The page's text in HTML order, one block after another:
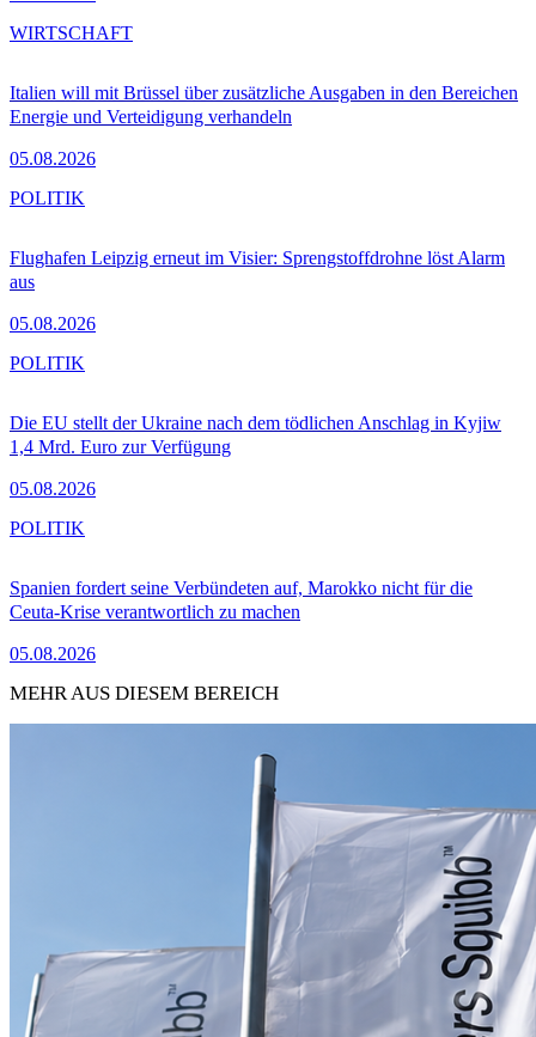
Italien will mit Brüssel über zusätzliche Ausgaben in den Bereichen
Energie und Verteidigung verhandeln
05.08.2026
WIRTSCHAFT
Flughafen Leipzig erneut im Visier: Sprengstoffdrohne löst Alarm
aus
05.08.2026
POLITIK
Die EU stellt der Ukraine nach dem tödlichen Anschlag in Kyjiw
1,4 Mrd. Euro zur Verfügung
05.08.2026
POLITIK
Spanien fordert seine Verbündeten auf, Marokko nicht für die
Ceuta-Krise verantwortlich zu machen
05.08.2026
POLITIK
MEHR AUS DIESEM BEREICH